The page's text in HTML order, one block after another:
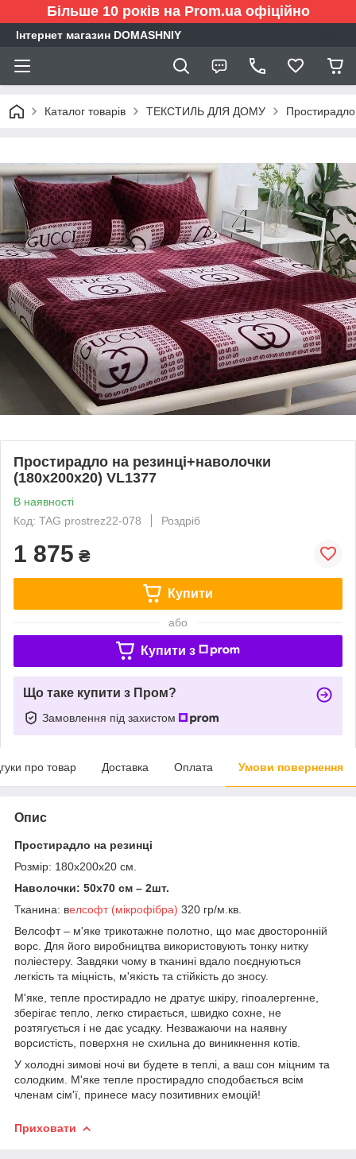
Більше 10 років на Prom.ua офіційно
Інтернет магазин DOMASHNIY
Каталог товарів ТЕКСТИЛЬ ДЛЯ ДОМУ
Простирадло на резинці+наволочки
(180х200х20) VL1377
В наявності
Код: TAG prostrez22-078
Роздріб
1 875 ₴
Купити
або
Купити з
Що таке купити з Пром?
Замовлення під захистом
про товар Доставка Оплата Умови повернення
Опис
Простирадло на резинці
Розмір: 180х200х20 см.
Наволочки: 50х70 см – 2шт.
Тканина: велсофт (мікрофібра) 320 гр/м.кв.
Велсофт – м'яке трикотажне полотно, що має двосторонній
ворс. Для його виробництва використовують тонку нитку
поліестеру. Завдяки чому в тканині вдало поєднуються
легкість та міцність, м'якість та стійкість до зносу.
М'яке, тепле простирадло не дратує шкіру, гіпоалергенне,
зберігає тепло, легко стирається, швидко сохне, не
розтягується і не дає усадку. Незважаючи на наявну
ворсистість, поверхня не схильна до виникнення котів.
У холодні зимові ночі ви будете в теплі, а ваш сон міцним та
солодким. М'яке тепле простирадло сподобається всім
членам сім'ї, принесе масу позитивних емоцій!
Приховати